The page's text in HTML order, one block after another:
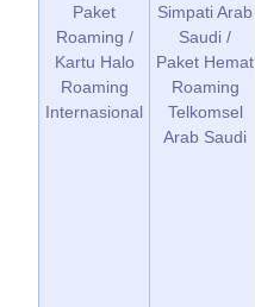
Paket
Roaming /
Kartu Halo
Roaming
Internasional
Simpati Arab
Saudi /
Paket Hemat
Roaming
Telkomsel
Arab Saudi